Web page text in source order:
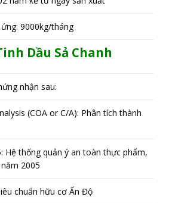
9000kg/tháng
Dầu Sả Chanh
nhận sau:
(COA or C/A): Phân tích thành
Hệ thống quản ý an toàn thực phẩm,
2005
chuẩn hữu cơ Ấn Độ